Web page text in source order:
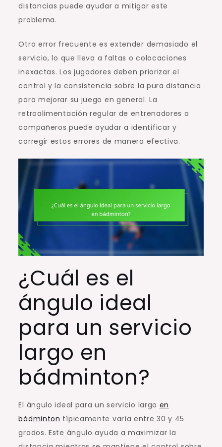
distancias puede ayudar a mitigar este
problema.
Otro error frecuente es extender demasiado el
servicio, lo que lleva a faltas o colocaciones
inexactas. Los jugadores deben priorizar el
control y la consistencia sobre la pura distancia
para mejorar su juego en general. La
retroalimentación regular de entrenadores o
compañeros puede ayudar a identificar y
corregir estos errores de manera efectiva.
¿Cuál es el
ángulo ideal
para un servicio
largo en
bádminton?
El ángulo ideal para un servicio largo en
bádminton típicamente varía entre 30 y 45
grados. Este ángulo ayuda a maximizar la